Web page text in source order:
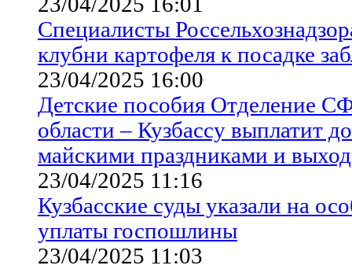
Специалисты
клубни картофеля к посадке
23/04/2025 16:00
Детские пособия Отделение
области – Кузбассу выплатит
майскими праздниками и
23/04/2025 11:16
Кузбасские суды указали на
уплаты госпошлины
23/04/2025 11:03